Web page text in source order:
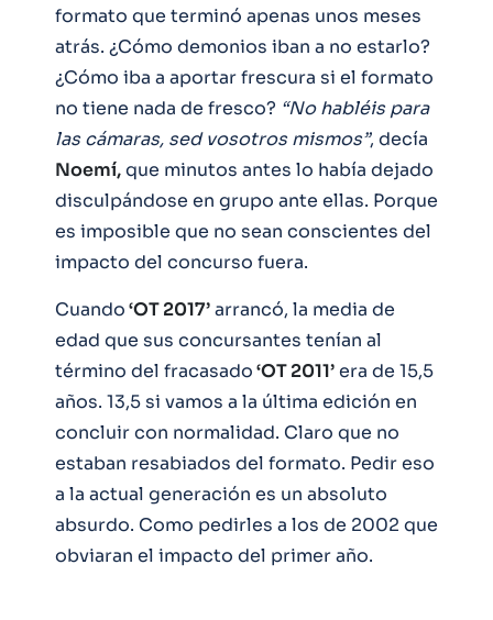
formato que terminó apenas unos meses
atrás. ¿Cómo demonios iban a no estarlo?
¿Cómo iba a aportar frescura si el formato
no tiene nada de fresco? “No habléis para
las cámaras, sed vosotros mismos”, decía
Noemí,que minutos antes lo había dejado
disculpándose en grupo ante ellas. Porque
es imposible que no sean conscientes del
impacto del concurso fuera.
Cuando‘OT 2017’arrancó, la media de
edad que sus concursantes tenían al
término del fracasado‘OT 2011’era de 15,5
años. 13,5 si vamos a la última edición en
concluir con normalidad. Claro que no
estaban resabiados del formato. Pedir eso
a la actual generación es un absoluto
absurdo. Como pedirles a los de 2002 que
obviaran el impacto del primer año.